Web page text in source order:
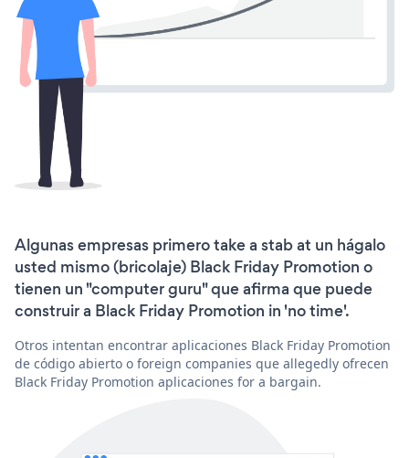
Algunas empresas primero take a stab at un hágalo
usted mismo (bricolaje) Black Friday Promotion o
tienen un "computer guru" que afirma que puede
construir a Black Friday Promotion in 'no time'.
Otros intentan encontrar aplicaciones Black Friday Promotion
de código abierto o foreign companies que allegedly ofrecen
Black Friday Promotion aplicaciones for a bargain.